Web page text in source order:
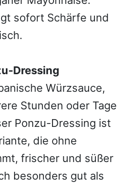
sofort Schärfe und
Dressing
Würzsauce,
Stunden oder Tage
Ponzu-Dressing ist
die ohne
frischer und süßer
besonders gut als